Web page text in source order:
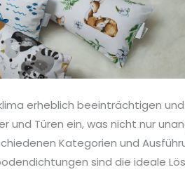
erheblich beeinträchtigen
und Türen ein, was nicht nur
Kategorien und
sind die ideale